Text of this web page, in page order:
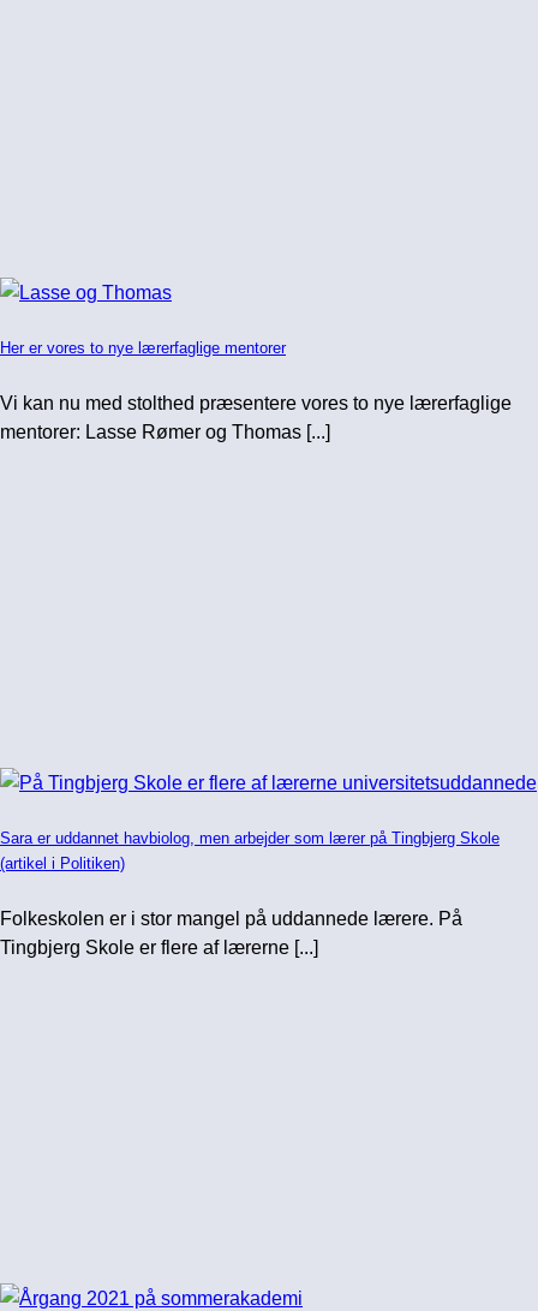
Her er vores to nye lærerfaglige mentorer
Vi kan nu med stolthed præsentere vores to nye lærerfaglige
mentorer: Lasse Rømer og Thomas [...]
Sara er uddannet havbiolog, men arbejder som lærer på Tingbjerg Skole
(artikel i Politiken)
Folkeskolen er i stor mangel på uddannede lærere. På
Tingbjerg Skole er flere af lærerne [...]